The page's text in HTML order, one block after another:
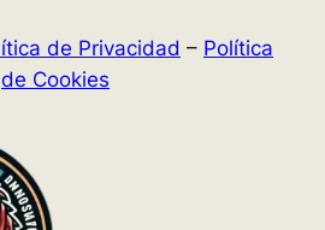
de Privacidad – Política
de Cookies